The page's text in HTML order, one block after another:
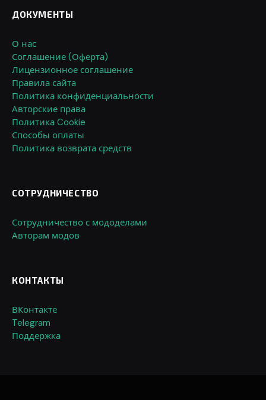
ДОКУМЕНТЫ
О нас
Соглашение (Оферта)
Лицензионное соглашение
Правила сайта
Политика конфиденциальности
Авторские права
Политика Cookie
Способы оплаты
Политика возврата средств
СОТРУДНИЧЕСТВО
Сотрудничество с мододелами
Авторам модов
КОНТАКТЫ
ВКонтакте
Telegram
Поддержка